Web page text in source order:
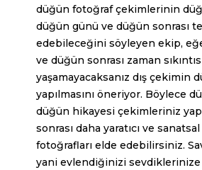
düğün fotoğraf çekimlerinin
düğün günü ve düğün sonrası
edebileceğini söyleyen ekip,
ve düğün sonrası zaman
yaşamayacaksanız dış çekimin
yapılmasını öneriyor. Böylece
düğün hikayesi çekimleriniz
sonrası daha yaratıcı ve
fotoğrafları elde edebilirsiniz.
yani evlendiğinizi